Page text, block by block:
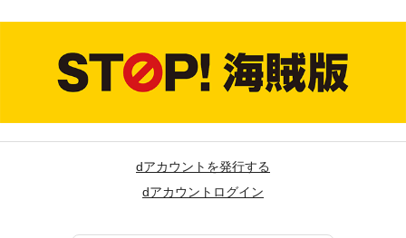
dアカウントを発行する
dアカウントログイン